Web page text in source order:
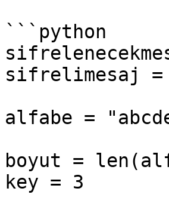
```python
sifrelimesaj
alfabe =
boyut =
key = 3